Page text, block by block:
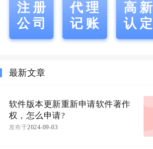
注册
公司
代理
记账
高新
认定
最新文章
软件版本更新重新申请软件著作
权，怎么申请?
发布于2024-09-03